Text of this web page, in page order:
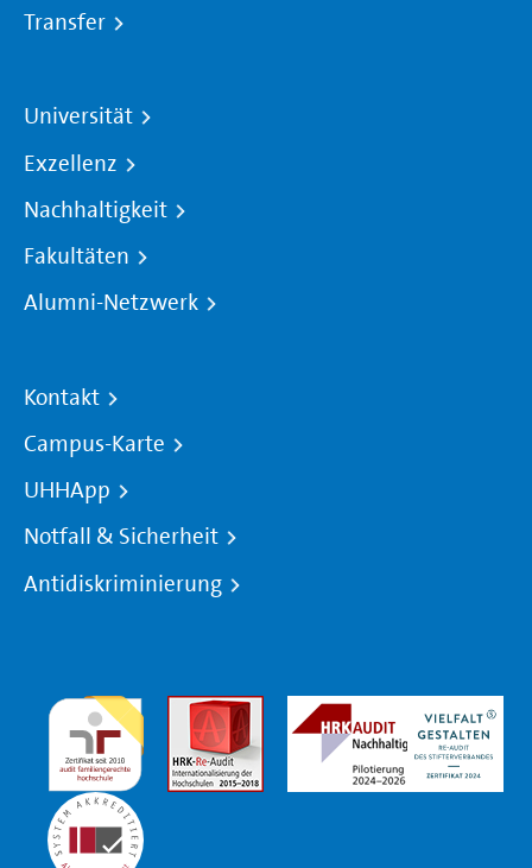
Transfer
Universität
Exzellenz
Nachhaltigkeit
Fakultäten
Alumni-Netzwerk
Kontakt
Campus-Karte
UHHApp
Notfall & Sicherheit
Antidiskriminierung